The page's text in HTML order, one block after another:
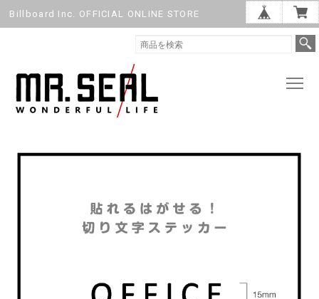
Billboard Inc. OFFICIAL ONLINE STORE